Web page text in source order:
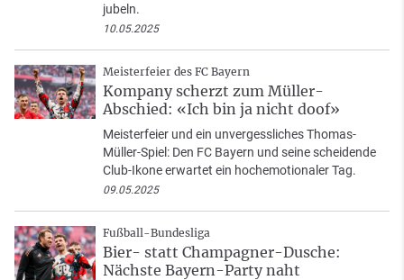
jubeln.
10.05.2025
Meisterfeier des FC Bayern
Kompany scherzt zum Müller-
Abschied: «Ich bin ja nicht doof»
Meisterfeier und ein unvergessliches Thomas-
Müller-Spiel: Den FC Bayern und seine scheidende
Club-Ikone erwartet ein hochemotionaler Tag.
09.05.2025
Fußball-Bundesliga
Bier- statt Champagner-Dusche:
Nächste Bayern-Party naht